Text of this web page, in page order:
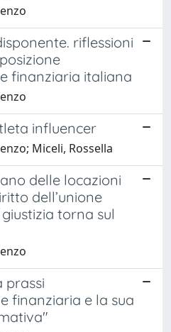
riflessioni
finanziaria italiana
influencer
Miceli, Rossella
delle locazioni
dell’unione
torna sul
prassi
finanziaria e la sua